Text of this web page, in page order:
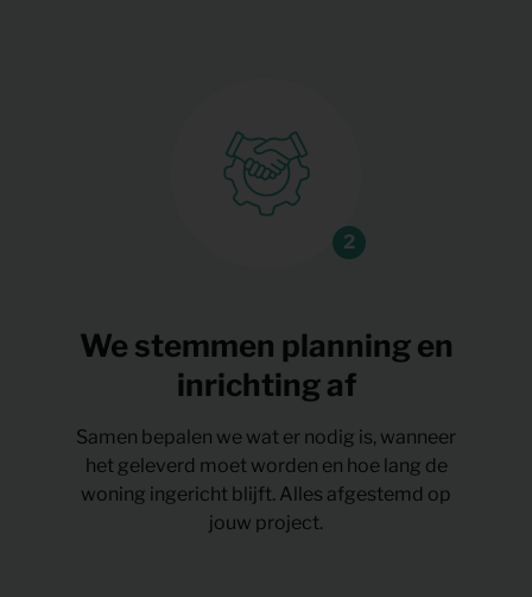
We stemmen planning en
inrichting af
Samen bepalen we wat er nodig is, wanneer
het geleverd moet worden en hoe lang de
woning ingericht blijft. Alles afgestemd op
jouw project.